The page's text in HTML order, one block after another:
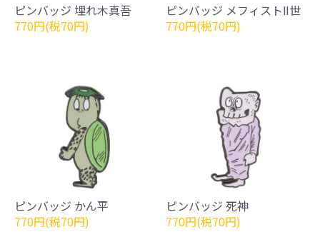
ピンバッジ 埋れ木真吾
770円(税70円)
ピンバッジ メフィストⅡ世
770円(税70円)
ピンバッジ かん平
770円(税70円)
ピンバッジ 死神
770円(税70円)